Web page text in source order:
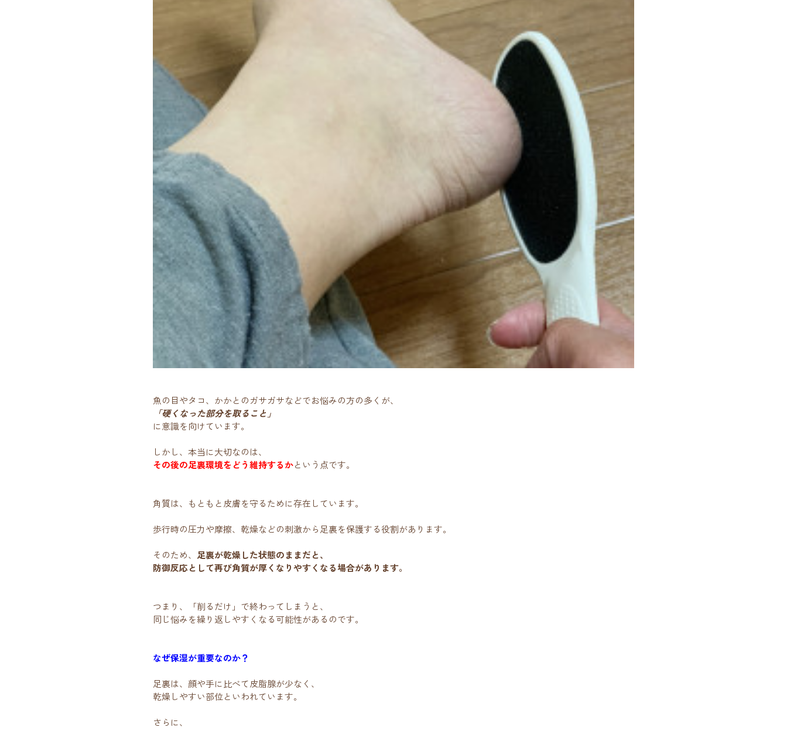
魚の目やタコ、かかとのガサガサなどでお悩みの方の多くが、
「硬くなった部分を取ること」
に意識を向けています。
しかし、本当に大切なのは、
その後の足裏環境をどう維持するかという点です。
角質は、もともと皮膚を守るために存在しています。
歩行時の圧力や摩擦、乾燥などの刺激から足裏を保護する役割があります。
そのため、足裏が乾燥した状態のままだと、
防御反応として再び角質が厚くなりやすくなる場合があります。
つまり、「削るだけ」で終わってしまうと、
同じ悩みを繰り返しやすくなる可能性があるのです。
なぜ保湿が重要なのか？
足裏は、顔や手に比べて皮脂腺が少なく、
乾燥しやすい部位といわれています。
さらに、